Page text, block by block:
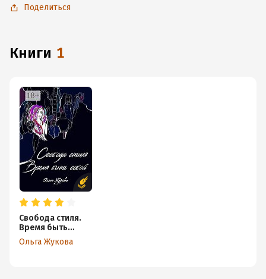
Поделиться
книги 1
Свобода стиля.
Время быть
собой. Книга о
гармонии
Ольга Жукова